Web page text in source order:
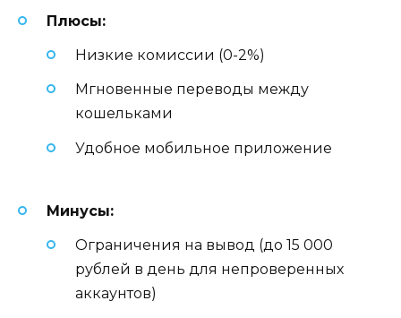
Плюсы:
Низкие комиссии (0-2%)
Мгновенные переводы между
кошельками
Удобное мобильное приложение
Минусы:
Ограничения на вывод (до 15 000
рублей в день для непроверенных
аккаунтов)